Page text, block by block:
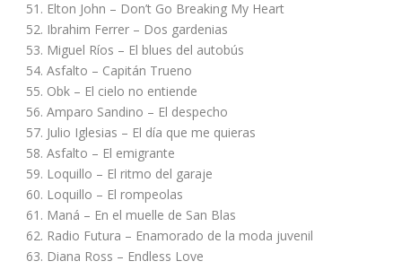
51. Elton John – Don’t Go Breaking My Heart
52. Ibrahim Ferrer – Dos gardenias
53. Miguel Ríos – El blues del autobús
54. Asfalto – Capitán Trueno
55. Obk – El cielo no entiende
56. Amparo Sandino – El despecho
57. Julio Iglesias – El día que me quieras
58. Asfalto – El emigrante
59. Loquillo – El ritmo del garaje
60. Loquillo – El rompeolas
61. Maná – En el muelle de San Blas
62. Radio Futura – Enamorado de la moda juvenil
63. Diana Ross – Endless Love